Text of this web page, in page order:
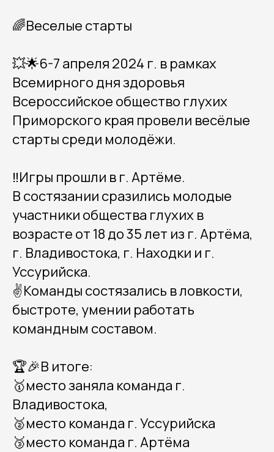
🌈Веселые старты
💥🌟6-7 апреля 2024 г. в рамках
Всемирного дня здоровья
Всероссийское общество глухих
Приморского края провели весёлые
старты среди молодёжи.
‼️Игры прошли в г. Артёме.
В состязании сразились молодые
участники общества глухих в
возрасте от 18 до 35 лет из г. Артёма,
г. Владивостока, г. Находки и г.
Уссурийска.
✌️Команды состязались в ловкости,
быстроте, умении работать
командным составом.
🏆🎉В итоге:
🥇место заняла команда г.
Владивостока,
🥈место команда г. Уссурийска
🥉место команда г. Артёма